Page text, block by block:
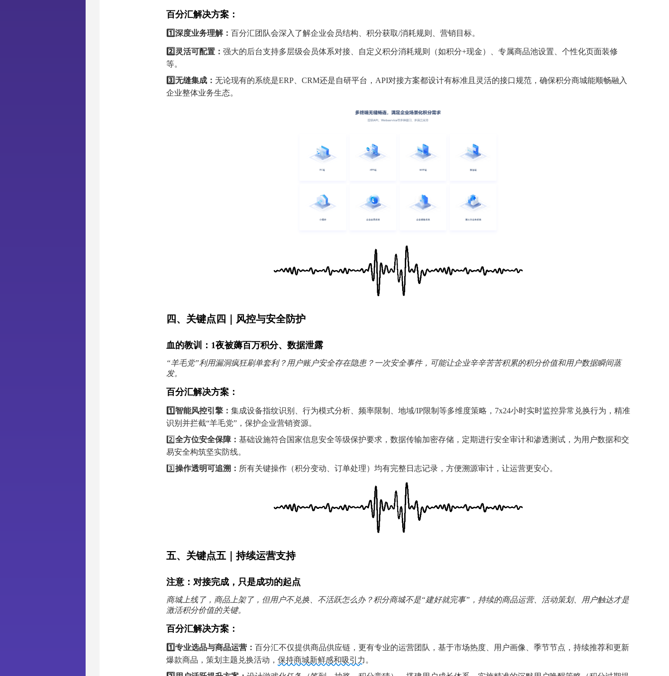
百分汇解决方案：
1️⃣深度业务理解： 百分汇团队会深入了解企业会员结构、积分获取/消耗规则、营销目标。
2️⃣灵活可配置： 强大的后台支持多层级会员体系对接、自定义积分消耗规则（如积分+现金）、专属商品池设置、个性化页面装修
等。
3️⃣无缝集成： 无论现有的系统是ERP、CRM还是自研平台，API对接方案都设计有标准且灵活的接口规范，确保积分商城能顺畅融入
企业整体业务生态。
四、 关键点四｜风控与安全防护
血的教训：1夜被薅百万积分、数据泄露
“羊毛党”利用漏洞疯狂刷单套利？用户账户安全存在隐患？一次安全事件，可能让企业辛辛苦苦积累的积分价值和用户数据瞬间蒸
发。
百分汇解决方案：
1️⃣ 智能风控引擎： 集成设备指纹识别、行为模式分析、频率限制、地域/IP限制等多维度策略，7x24小时实时监控异常兑换行为，精准
识别并拦截“羊毛党”，保护企业营销资源。
2️⃣全方位安全保障： 基础设施符合国家信息安全等级保护要求，数据传输加密存储，定期进行安全审计和渗透测试，为用户数据和交
易安全构筑坚实防线。
3️⃣操作透明可追溯： 所有关键操作（积分变动、订单处理）均有完整日志记录，方便溯源审计，让运营更安心。
五、 关键点五｜持续运营支持
注意：对接完成，只是成功的起点
商城上线了，商品上架了，但用户不兑换、不活跃怎么办？积分商城不是“建好就完事”，持续的商品运营、活动策划、用户触达才是
激活积分价值的关键。
百分汇解决方案：
1️⃣专业选品与商品运营： 百分汇不仅提供商品供应链，更有专业的运营团队，基于市场热度、用户画像、季节节点，持续推荐和更新
爆款商品，策划主题兑换活动， 保持商城新鲜感和吸引力。